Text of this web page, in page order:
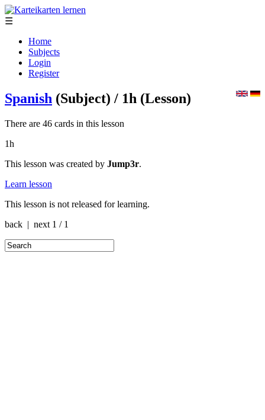
☰
Home
Subjects
Login
Register
Spanish (Subject) / 1h (Lesson)
There are 46 cards in this lesson
1h
This lesson was created by Jump3r.
Learn lesson
This lesson is not released for learning.
back | next 1 / 1